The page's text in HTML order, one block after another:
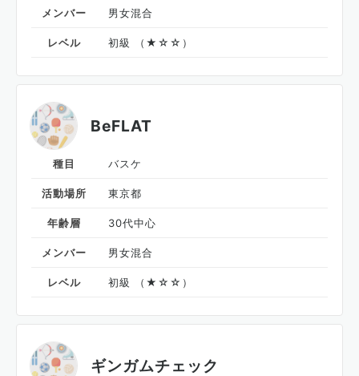
メンバー 男女混合
レベル 初級 （★☆☆）
BeFLAT
種目 バスケ
活動場所 東京都
年齢層 30代中心
メンバー 男女混合
レベル 初級 （★☆☆）
ギンガムチェック